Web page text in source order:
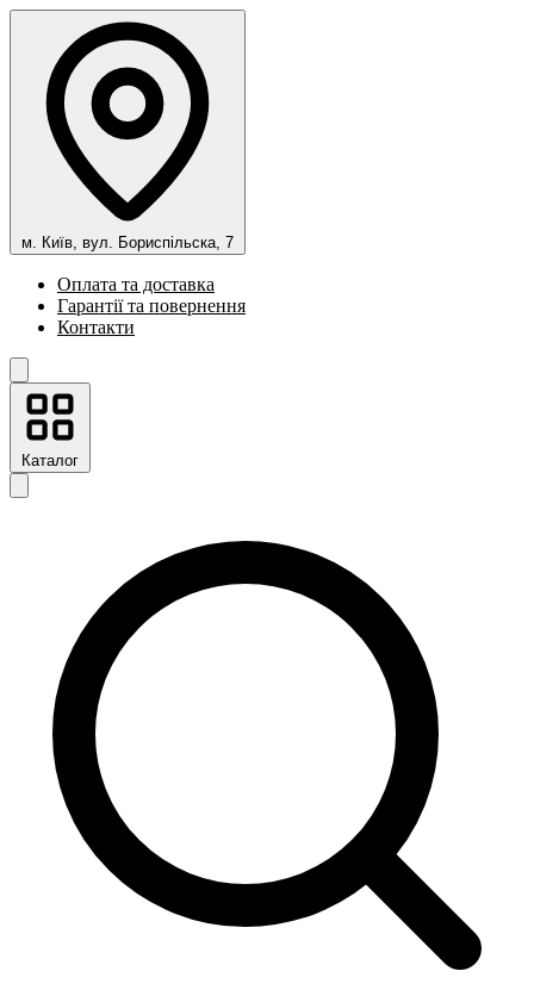
м. Київ, вул. Бориспільска, 7
Оплата та доставка
Гарантії та повернення
Контакти
Каталог